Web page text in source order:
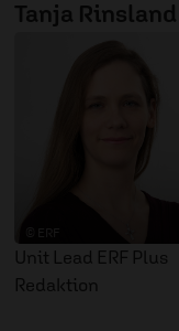
Tanja Rinsland
Unit Lead ERF Plus
Redaktion